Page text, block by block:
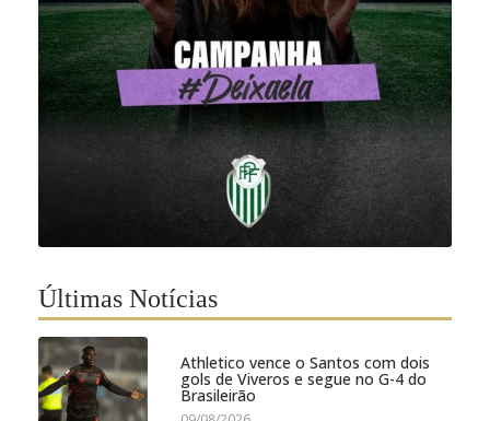
Últimas Notícias
Athletico vence o Santos com dois
gols de Viveros e segue no G-4 do
Brasileirão